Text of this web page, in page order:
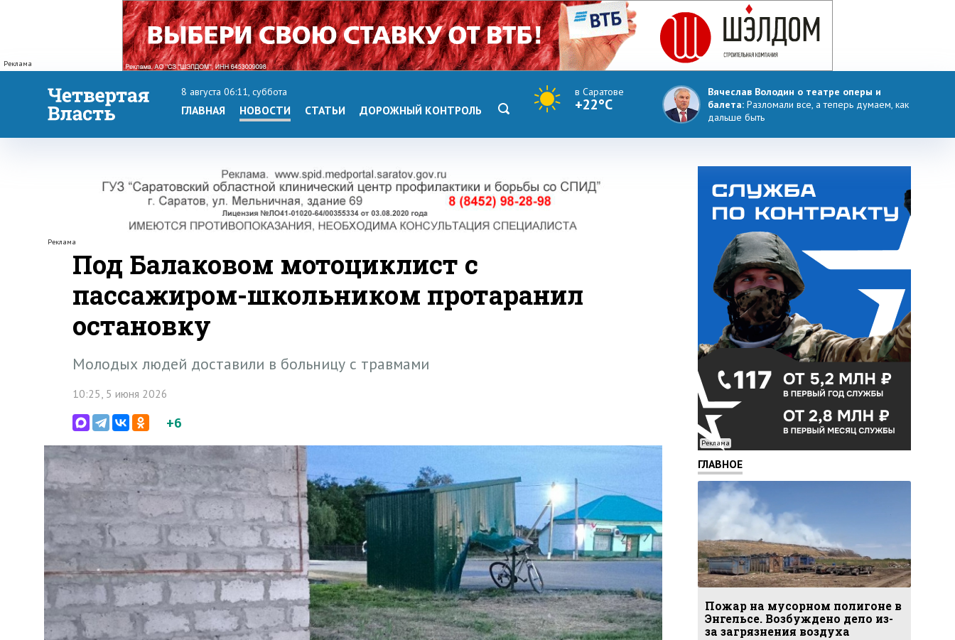
Реклама
8 августа 06:11, суббота
ГЛАВНАЯ НОВОСТИ СТАТЬИ ДОРОЖНЫЙ КОНТРОЛЬ
в Саратове
+22°C
Вячеслав Володин о театре оперы и
балета: Разломали все, а теперь думаем, как
дальше быть
Реклама
Под Балаковом мотоциклист с
пассажиром-школьником протаранил
остановку
Молодых людей доставили в больницу с травмами
10:25, 5 июня 2026
+6
Реклама
ГЛАВНОЕ
Пожар на мусорном полигоне в
Энгельсе. Возбуждено дело из-
за загрязнения воздуха